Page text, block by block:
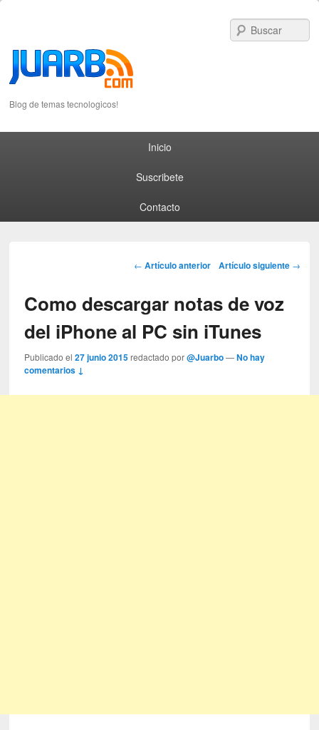
Blog de temas tecnologicos!
Inicio
Suscribete
Contacto
Post navigation
← Artículo anterior Artículo siguiente →
Como descargar notas de voz
del iPhone al PC sin iTunes
Publicado el27 junio 2015 redactado por@Juarbo —No hay
comentarios ↓